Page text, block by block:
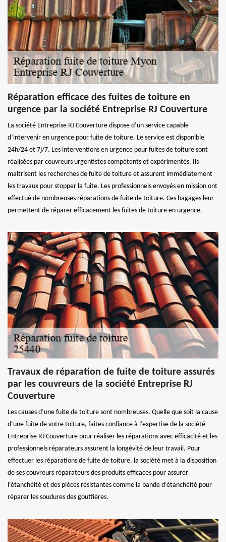
Réparation efficace des fuites de toiture en
urgence par la société Entreprise RJ Couverture
La société Entreprise RJ Couverture dispose d’un service capable
d’intervenir en urgence pour fuite de toiture. Le service est disponible
24h/24 et 7j/7. Les interventions en urgence pour fuites de toiture sont
réalisées par couvreurs urgentistes compétents et expérimentés. Ils
maitrisent les recherches de fuite de toiture et assurent immédiatement
les travaux pour stopper la fuite. Les professionnels envoyés en mission ont
effectué de nombreuses réparations de fuite de toiture. Ces bagages leur
permettent de réparer efficacement les fuites de toiture en urgence.
Travaux de réparation de fuite de toiture assurés
par les couvreurs de la société Entreprise RJ
Couverture
Les causes d’une fuite de toiture sont nombreuses. Quelle que soit la cause
d’une fuite de votre toiture, faites confiance à l’expertise de la société
Entreprise RJ Couverture pour réaliser les réparations avec efficacité et les
professionnels réparateurs assurent la longévité de leur travail. Pour
effectuer les réparations de fuite de toiture, la société met à la disposition
de ses couvreurs réparateurs des produits efficaces pour assurer
l’étanchéité et des pièces résistantes comme la bande d’étanchéité pour
réparer les soudures des gouttières.